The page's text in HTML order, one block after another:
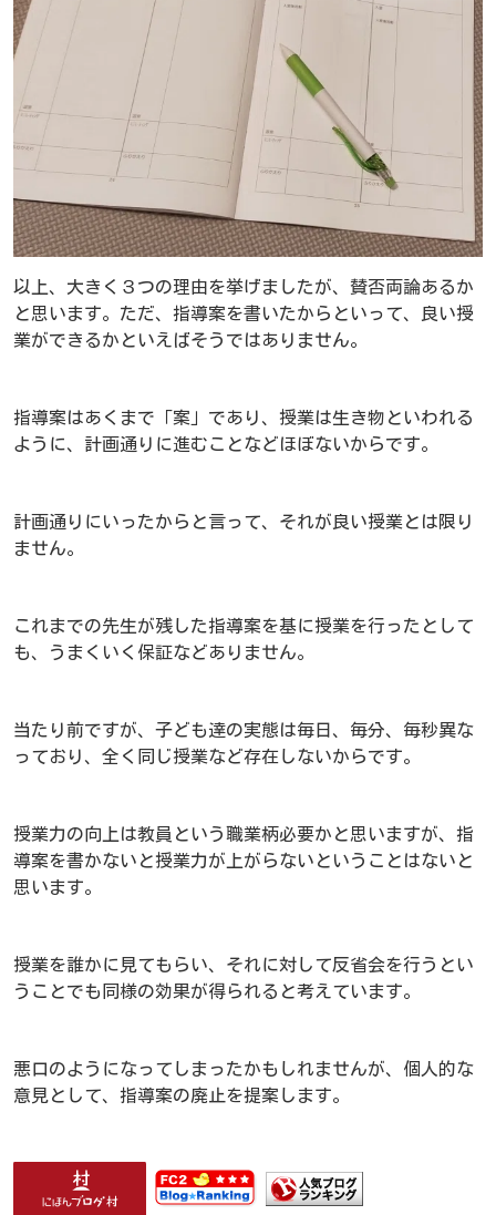
以上、大きく３つの理由を挙げましたが、賛否両論あるか
と思います。ただ、指導案を書いたからといって、良い授
業ができるかといえばそうではありません。
指導案はあくまで「案」であり、授業は生き物といわれる
ように、計画通りに進むことなどほぼないからです。
計画通りにいったからと言って、それが良い授業とは限り
ません。
これまでの先生が残した指導案を基に授業を行ったとして
も、うまくいく保証などありません。
当たり前ですが、子ども達の実態は毎日、毎分、毎秒異な
っており、全く同じ授業など存在しないからです。
授業力の向上は教員という職業柄必要かと思いますが、指
導案を書かないと授業力が上がらないということはないと
思います。
授業を誰かに見てもらい、それに対して反省会を行うとい
うことでも同様の効果が得られると考えています。
悪口のようになってしまったかもしれませんが、個人的な
意見として、指導案の廃止を提案します。